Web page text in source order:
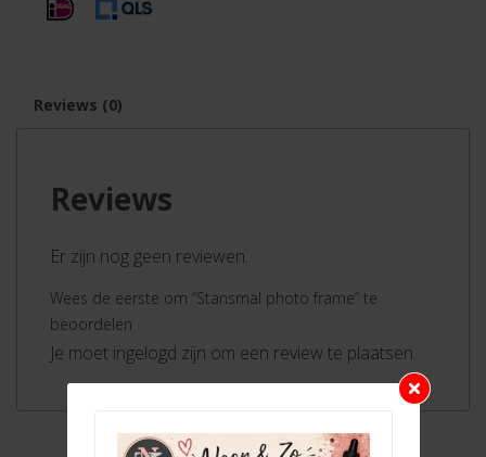
Reviews (0)
Reviews
Er zijn nog geen reviewen.
Wees de eerste om “Stansmal photo frame” te
beoordelen
Je moet ingelogd zijn om een review te plaatsen.